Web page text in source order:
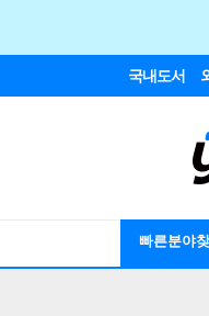
국내도서
빠른분야찾